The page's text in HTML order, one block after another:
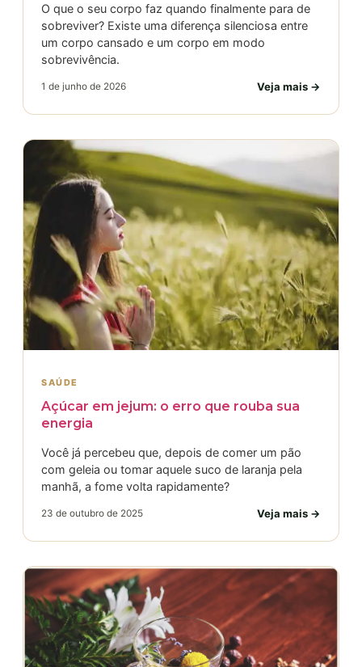
O que o seu corpo faz quando finalmente para de
sobreviver? Existe uma diferença silenciosa entre
um corpo cansado e um corpo em modo
sobrevivência.
1 de junho de 2026 Veja mais →
SAÚDE
Açúcar em jejum: o erro que rouba sua
energia
Você já percebeu que, depois de comer um pão
com geleia ou tomar aquele suco de laranja pela
manhã, a fome volta rapidamente?
23 de outubro de 2025 Veja mais →